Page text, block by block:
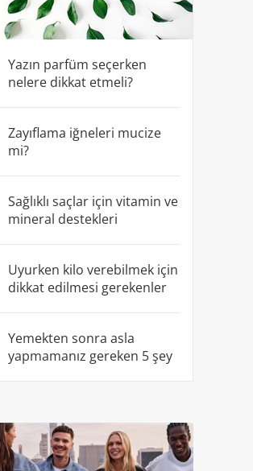
Yazın parfüm seçerken
nelere dikkat etmeli?
Zayıflama iğneleri mucize
mi?
Sağlıklı saçlar için vitamin ve
mineral destekleri
Uyurken kilo verebilmek için
dikkat edilmesi gerekenler
Yemekten sonra asla
yapmamanız gereken 5 şey